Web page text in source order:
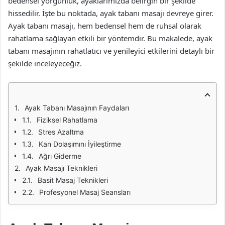
hissedilir. İşte bu noktada, ayak tabanı masajı devreye girer.
Ayak tabanı masajı, hem bedensel hem de ruhsal olarak
rahatlama sağlayan etkili bir yöntemdir. Bu makalede, ayak
tabanı masajının rahatlatıcı ve yenileyici etkilerini detaylı bir
şekilde inceleyeceğiz.
Ayak Tabanı Masajının Faydaları
Fiziksel Rahatlama
Stres Azaltma
Kan Dolaşımını İyileştirme
Ağrı Giderme
Ayak Masajı Teknikleri
Basit Masaj Teknikleri
Profesyonel Masaj Seansları